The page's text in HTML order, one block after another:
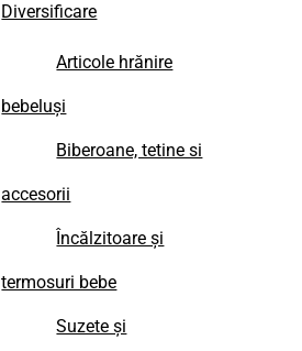
Diversificare
Articole hrănire
bebeluși
Biberoane, tetine si
accesorii
Încălzitoare și
termosuri bebe
Suzete și